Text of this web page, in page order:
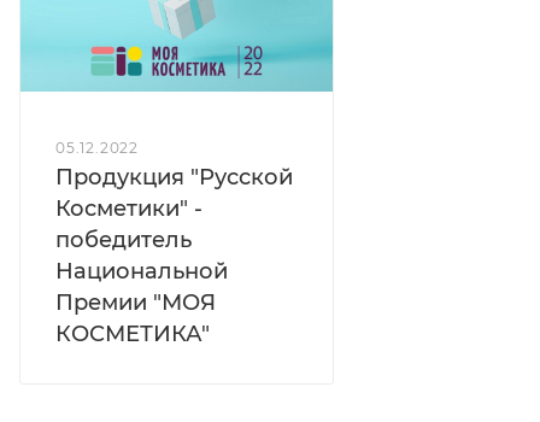
05.12.2022
Продукция "Русской
Косметики" -
победитель
Национальной
Премии "МОЯ
КОСМЕТИКА"